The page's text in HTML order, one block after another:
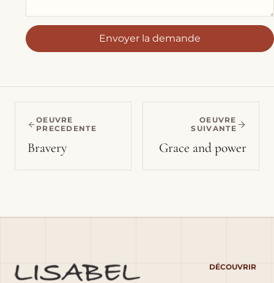
Envoyer la demande
OEUVRE
PRECEDENTE
Bravery
OEUVRE
SUIVANTE
Grace and power
DÉCOUVRIR